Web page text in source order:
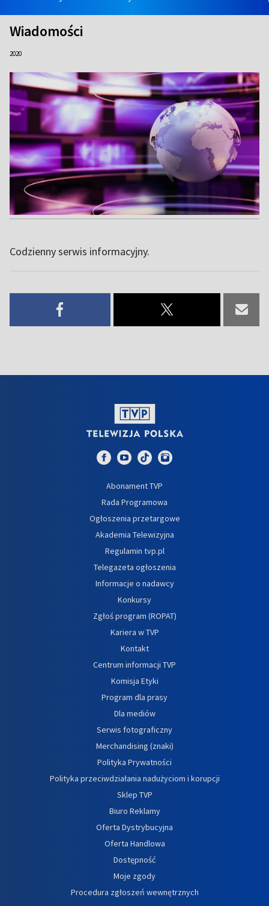
Wiadomości
2020
Codzienny serwis informacyjny.
Abonament TVP
Rada Programowa
Ogłoszenia przetargowe
Akademia Telewizyjna
Regulamin tvp.pl
Telegazeta ogłoszenia
Informacje o nadawcy
Konkursy
Zgłoś program (ROPAT)
Kariera w TVP
Kontakt
Centrum informacji TVP
Komisja Etyki
Program dla prasy
Dla mediów
Serwis fotograficzny
Merchandising (znaki)
Polityka Prywatności
Polityka przeciwdziałania nadużyciom i korupcji
Sklep TVP
Biuro Reklamy
Oferta Dystrybucyjna
Oferta Handlowa
Dostępność
Moje zgody
Procedura zgłoszeń wewnętrznych